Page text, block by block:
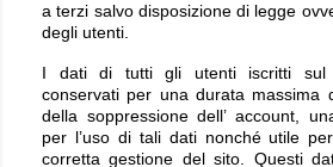
a terzi salvo disposizione di legge
degli utenti.
I dati di tutti gli utenti iscritti sul
conservati per una durata massima
della soppressione dell’ account,
per l’uso di tali dati nonché utile
corretta gestione del sito. Questi